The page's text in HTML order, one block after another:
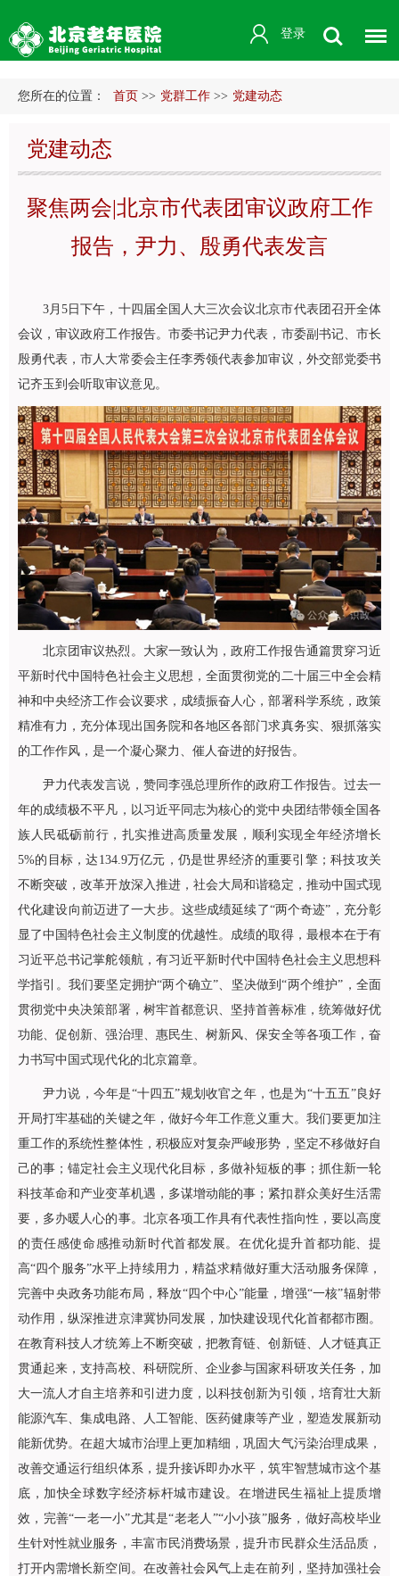
登录
您所在的位置： 首页 >> 党群工作 >> 党建动态
党建动态
聚焦两会|北京市代表团审议政府工作
报告，尹力、殷勇代表发言
3月5日下午，十四届全国人大三次会议北京市代表团召开全体
会议，审议政府工作报告。市委书记尹力代表，市委副书记、市长
殷勇代表，市人大常委会主任李秀领代表参加审议，外交部党委书
记齐玉到会听取审议意见。
北京团审议热烈。大家一致认为，政府工作报告通篇贯穿习近
平新时代中国特色社会主义思想，全面贯彻党的二十届三中全会精
神和中央经济工作会议要求，成绩振奋人心，部署科学系统，政策
精准有力，充分体现出国务院和各地区各部门求真务实、狠抓落实
的工作作风，是一个凝心聚力、催人奋进的好报告。
尹力代表发言说，赞同李强总理所作的政府工作报告。过去一
年的成绩极不平凡，以习近平同志为核心的党中央团结带领全国各
族人民砥砺前行，扎实推进高质量发展，顺利实现全年经济增长
5%的目标，达134.9万亿元，仍是世界经济的重要引擎；科技攻关
不断突破，改革开放深入推进，社会大局和谐稳定，推动中国式现
代化建设向前迈进了一大步。这些成绩延续了“两个奇迹”，充分彰
显了中国特色社会主义制度的优越性。成绩的取得，最根本在于有
习近平总书记掌舵领航，有习近平新时代中国特色社会主义思想科
学指引。我们要坚定拥护“两个确立”、坚决做到“两个维护”，全面
贯彻党中央决策部署，树牢首都意识、坚持首善标准，统筹做好优
功能、促创新、强治理、惠民生、树新风、保安全等各项工作，奋
力书写中国式现代化的北京篇章。
尹力说，今年是“十四五”规划收官之年，也是为“十五五”良好
开局打牢基础的关键之年，做好今年工作意义重大。我们要更加注
重工作的系统性整体性，积极应对复杂严峻形势，坚定不移做好自
己的事；锚定社会主义现代化目标，多做补短板的事；抓住新一轮
科技革命和产业变革机遇，多谋增动能的事；紧扣群众美好生活需
要，多办暖人心的事。北京各项工作具有代表性指向性，要以高度
的责任感使命感推动新时代首都发展。在优化提升首都功能、提
高“四个服务”水平上持续用力，精益求精做好重大活动服务保障，
完善中央政务功能布局，释放“四个中心”能量，增强“一核”辐射带
动作用，纵深推进京津冀协同发展，加快建设现代化首都都市圈。
在教育科技人才统筹上不断突破，把教育链、创新链、人才链真正
贯通起来，支持高校、科研院所、企业参与国家科研攻关任务，加
大一流人才自主培养和引进力度，以科技创新为引领，培育壮大新
能源汽车、集成电路、人工智能、医药健康等产业，塑造发展新动
能新优势。在超大城市治理上更加精细，巩固大气污染治理成果，
改善交通运行组织体系，提升接诉即办水平，筑牢智慧城市这个基
底，加快全球数字经济标杆城市建设。在增进民生福祉上提质增
效，完善“一老一小”尤其是“老老人”“小小孩”服务，做好高校毕业
生针对性就业服务，丰富市民消费场景，提升市民群众生活品质，
打开内需增长新空间。在改善社会风气上走在前列，坚持加强社会